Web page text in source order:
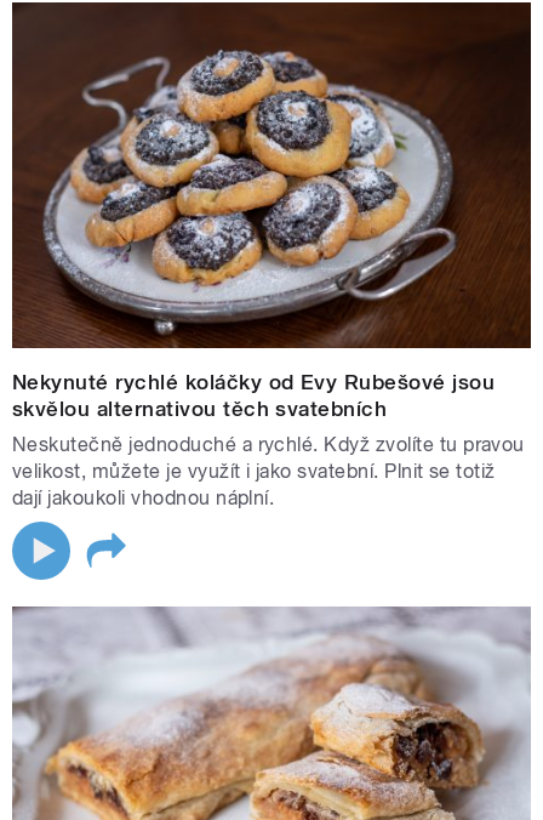
Nekynuté rychlé koláčky od Evy Rubešové jsou
skvělou alternativou těch svatebních
Neskutečně jednoduché a rychlé. Když zvolíte tu pravou
velikost, můžete je využít i jako svatební. Plnit se totiž
dají jakoukoli vhodnou náplní.